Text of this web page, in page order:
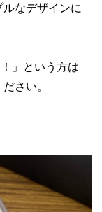
なデザインに
」という方は
さい。